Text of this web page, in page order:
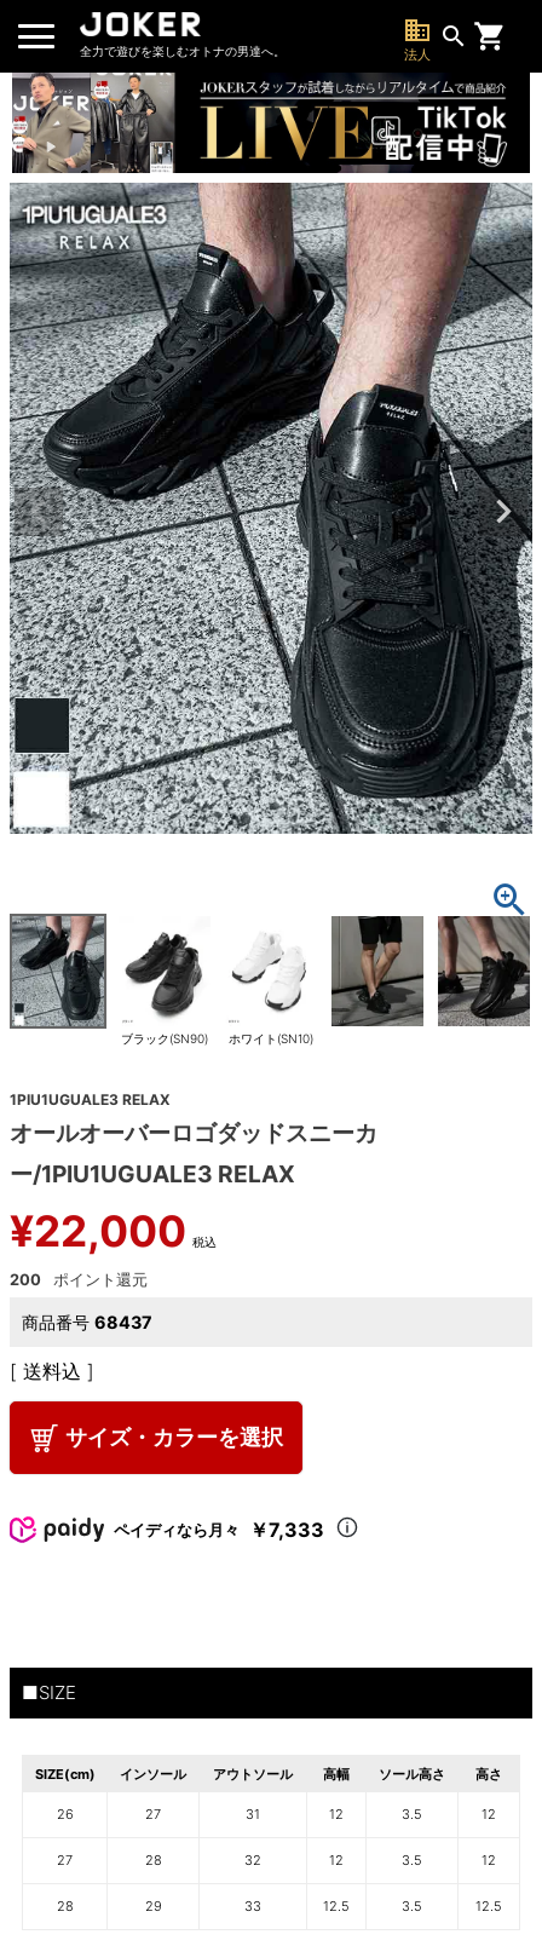
全力で遊びを楽しむオトナの男達へ。
business
法人
search
ブラック(SN90) ホワイト(SN10)
1PIU1UGUALE3 RELAX
オールオーバーロゴダッドスニーカ
ー/1PIU1UGUALE3 RELAX
¥22,000 税込
200
商品番号 68437
送料込
サイズ・カラーを選択
ペイディなら月々 ￥7,333
■SIZE
SIZE(cm) インソール アウトソール 高幅 ソール高さ 高さ
26 27 31 12 3.5 12
27 28 32 12 3.5 12
28 29 33 12.5 3.5 12.5